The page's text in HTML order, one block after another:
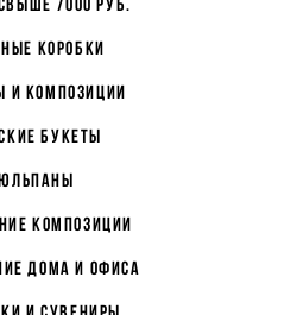
7000 руб.
коробки
и композиции
букеты
композиции
дома и офиса